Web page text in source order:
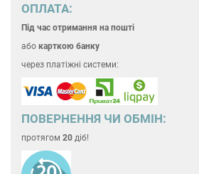
ОПЛАТА:
Під час отримання на пошті
або карткою банку
через платіжні системи:
ПОВЕРНЕННЯ ЧИ ОБМІН:
протягом 20 діб!